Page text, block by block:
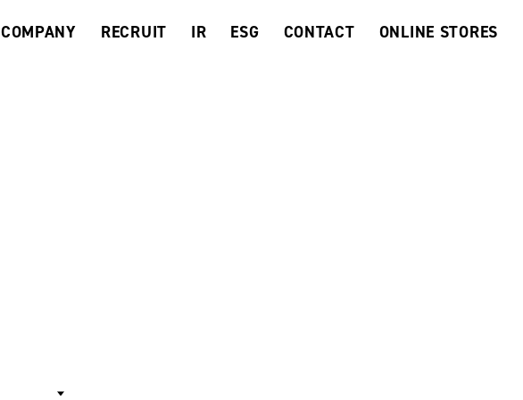
COMPANY RECRUIT IR ESG CONTACT ONLINE STORES